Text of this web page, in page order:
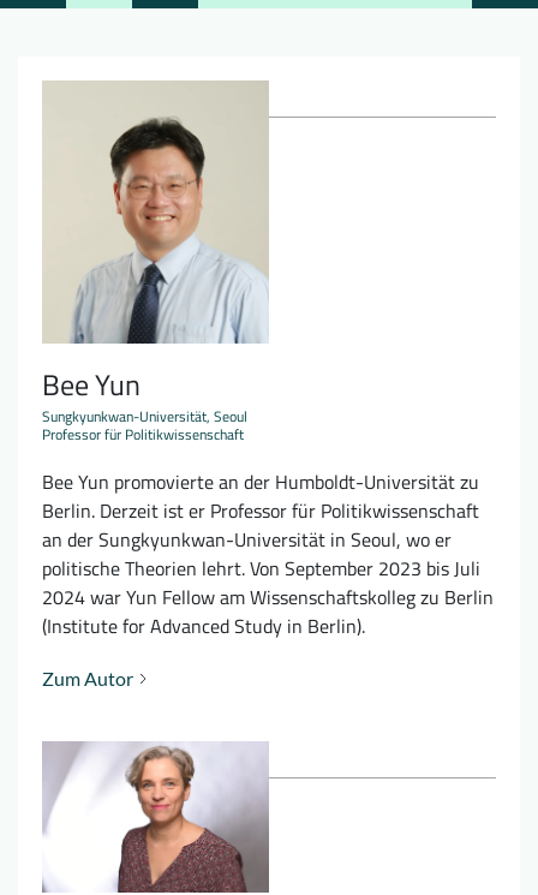
Bee Yun
Sungkyunkwan-Universität, Seoul
Professor für Politikwissenschaft
Bee Yun promovierte an der Humboldt-Universität zu
Berlin. Derzeit ist er Professor für Politikwissenschaft
an der Sungkyunkwan-Universität in Seoul, wo er
politische Theorien lehrt. Von September 2023 bis Juli
2024 war Yun Fellow am Wissenschaftskolleg zu Berlin
(Institute for Advanced Study in Berlin).
Zum Autor